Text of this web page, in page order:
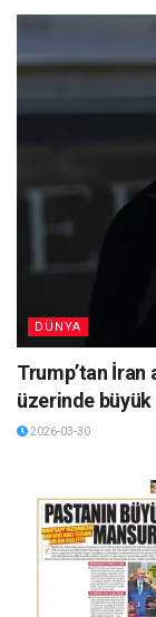
DÜNYA
Trump’tan İran
üzerinde
2026-03-30